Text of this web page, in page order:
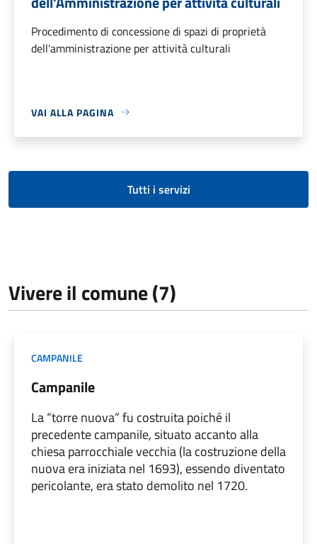
Procedimento di concessione di spazi di proprietà
dell'amministrazione per attività culturali
VAI ALLA PAGINA
Tutti i servizi
Vivere il comune (7)
CAMPANILE
Campanile
La “torre nuova” fu costruita poiché il
precedente campanile, situato accanto alla
chiesa parrocchiale vecchia (la costruzione della
nuova era iniziata nel 1693), essendo diventato
pericolante, era stato demolito nel 1720.